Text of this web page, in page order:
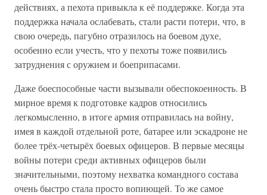
действиях, а пехота привыкла к её поддержке. Когда эта
поддержка начала ослабевать, стали расти потери, что, в
свою очередь, пагубно отразилось на боевом духе,
особенно если учесть, что у пехоты тоже появились
затруднения с оружием и боеприпасами.
Даже боеспособные части вызывали обеспокоенность. В
мирное время к подготовке кадров относились
легкомысленно, в итоге армия отправилась на войну,
имея в каждой отдельной роте, батарее или эскадроне не
более трёх-четырёх боевых офицеров. В первые месяцы
войны потери среди активных офицеров были
значительными, поэтому нехватка командного состава
очень быстро стала просто вопиющей. То же самое